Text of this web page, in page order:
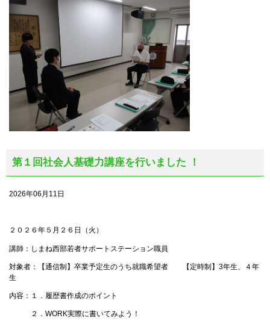
第１回社会人基礎力講座を行いました ！
2026年06月11日
２０２６年５月２６日（火）
講師：しまね西部若者サポートステーション職員
対象者：【通信制】卒業予定生のうち就職希望者 【定時制】3年生、４年
生
内容：１．履歴書作成のポイント
２．WORK実際に書いてみよう！